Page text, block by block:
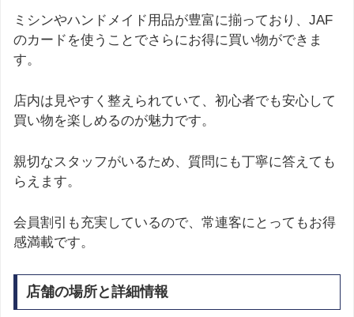
ミシンやハンドメイド用品が豊富に揃っており、JAF
のカードを使うことでさらにお得に買い物ができま
す。
店内は見やすく整えられていて、初心者でも安心して
買い物を楽しめるのが魅力です。
親切なスタッフがいるため、質問にも丁寧に答えても
らえます。
会員割引も充実しているので、常連客にとってもお得
感満載です。
店舗の場所と詳細情報